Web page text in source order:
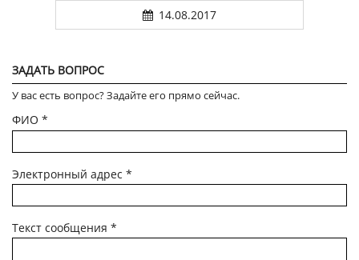
14.08.2017
ЗАДАТЬ ВОПРОС
У вас есть вопрос? Задайте его прямо сейчас.
ФИО *
Электронный адрес *
Текст сообщения *